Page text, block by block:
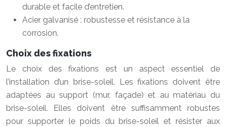
durable et facile d’entretien.
Acier galvanisé : robustesse et résistance à la
corrosion.
Choix des fixations
Le choix des fixations est un aspect essentiel de
l’installation d’un brise-soleil. Les fixations doivent être
adaptées au support (mur, façade) et au matériau du
brise-soleil. Elles doivent être suffisamment robustes
pour supporter le poids du brise-soleil et résister aux